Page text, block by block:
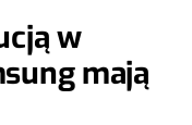
w
mają